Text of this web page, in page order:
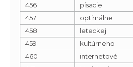
456
písacie
457
optimálne
458
leteckej
459
kultúrneho
460
internetové